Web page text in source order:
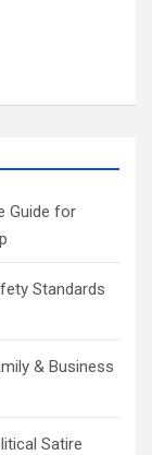
Guide for
Standards
& Business
Satire